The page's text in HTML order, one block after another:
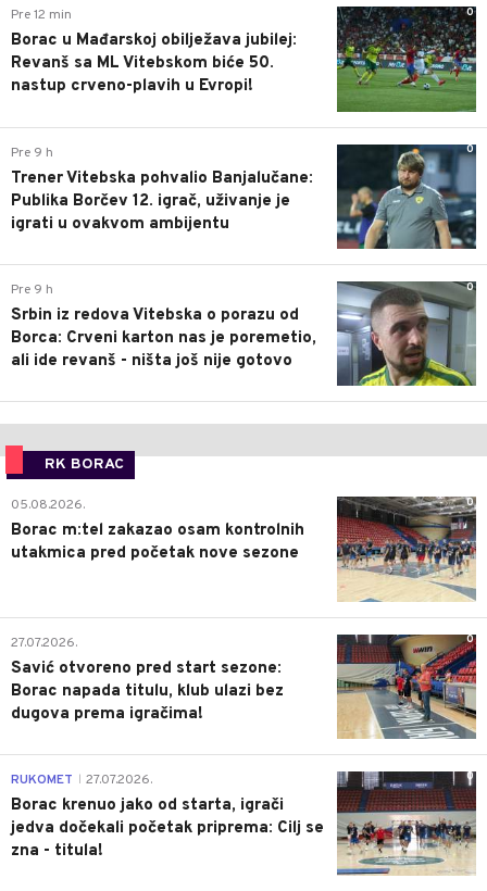
0
Pre 12 min
Borac u Mađarskoj obilježava jubilej:
Revanš sa ML Vitebskom biće 50.
nastup crveno-plavih u Evropi!
0
Pre 9 h
Trener Vitebska pohvalio Banjalučane:
Publika Borčev 12. igrač, uživanje je
igrati u ovakvom ambijentu
0
Pre 9 h
Srbin iz redova Vitebska o porazu od
Borca: Crveni karton nas je poremetio,
ali ide revanš - ništa još nije gotovo
RK BORAC
0
05.08.2026.
Borac m:tel zakazao osam kontrolnih
utakmica pred početak nove sezone
0
27.07.2026.
Savić otvoreno pred start sezone:
Borac napada titulu, klub ulazi bez
dugova prema igračima!
0
RUKOMET 27.07.2026.
Borac krenuo jako od starta, igrači
jedva dočekali početak priprema: Cilj se
zna - titula!